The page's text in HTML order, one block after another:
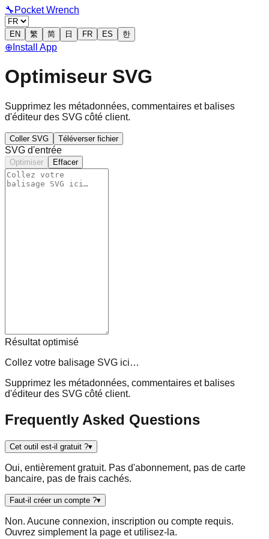
🔧 Pocket Wrench
EN 繁 简 日 FR ES 한
⊕ Install App
Optimiseur SVG
Supprimez les métadonnées, commentaires et balises
d'éditeur des SVG côté client.
Coller SVG Téléverser fichier
SVG d'entrée
Optimiser Effacer
Résultat optimisé
Collez votre balisage SVG ici…
Supprimez les métadonnées, commentaires et balises
d'éditeur des SVG côté client.
Frequently Asked Questions
Cet outil est-il gratuit ?▾
Oui, entièrement gratuit. Pas d'abonnement, pas de carte
bancaire, pas de frais cachés.
Faut-il créer un compte ?▾
Non. Aucune connexion, inscription ou compte requis.
Ouvrez simplement la page et utilisez-la.